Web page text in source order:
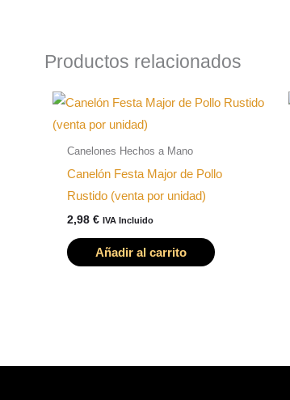
Productos relacionados
Canelones Hechos a Mano
Canelón Festa Major de Pollo
Rustido (venta por unidad)
2,98 € IVA Incluido
Añadir al carrito